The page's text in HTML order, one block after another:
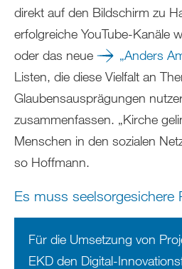
direkt auf den Bildschirm zu
erfolgreiche YouTube-Kanäle
oder das neue
„Anders
Listen, die diese Vielfalt an
Glaubensausprägungen
zusammenfassen. „Kirche
Menschen in den sozialen
so Hoffmann.
Es muss seelsorgesichere
Für die Umsetzung von
EKD den Digital-